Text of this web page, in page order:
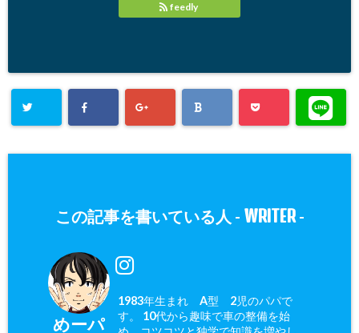
feedly
この記事を書いている人 - WRITER-
めーパ
1983年生まれ A型 2児のパパで
す。 10代から趣味で車の整備を始